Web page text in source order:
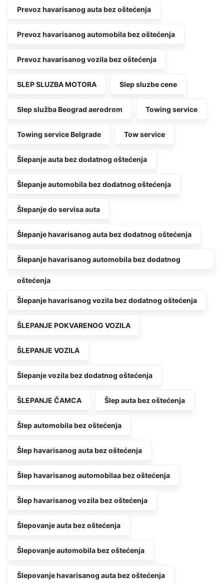
Prevoz havarisanog auta bez oštećenja
Prevoz havarisanog automobila bez oštećenja
Prevoz havarisanog vozila bez oštećenja
SLEP SLUZBA MOTORA Slep sluzbe cene
Slep služba Beograd aerodrom Towing service
Towing service Belgrade Tow service
Šlepanje auta bez dodatnog oštećenja
Šlepanje automobila bez dodatnog oštećenja
Šlepanje do servisa auta
Šlepanje havarisanog auta bez dodatnog oštećenja
Šlepanje havarisanog automobila bez dodatnog
oštećenja
Šlepanje havarisanog vozila bez dodatnog oštećenja
ŠLEPANJE POKVARENOG VOZILA
ŠLEPANJE VOZILA
Šlepanje vozila bez dodatnog oštećenja
ŠLEPANJE ČAMCA Šlep auta bez oštećenja
Šlep automobila bez oštećenja
Šlep havarisanog auta bez oštećenja
Šlep havarisanog automobilaa bez oštećenja
Šlep havarisanog vozila bez oštećenja
Šlepovanje auta bez oštećenja
Šlepovanje automobila bez oštećenja
Šlepovanje havarisanog auta bez oštećenja